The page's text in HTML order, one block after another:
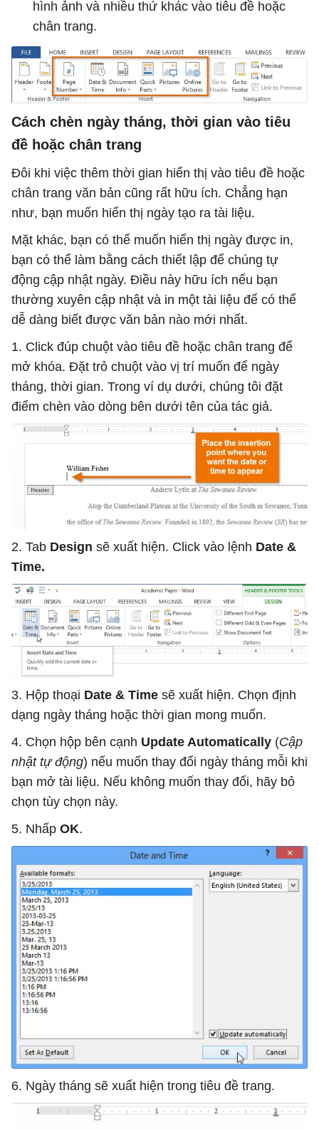
hình ảnh và nhiều thứ khác vào tiêu đề hoặc
chân trang.
Cách chèn ngày tháng, thời gian vào tiêu
đề hoặc chân trang
Đôi khi việc thêm thời gian hiển thị vào tiêu đề hoặc
chân trang văn bản cũng rất hữu ích. Chẳng hạn
như, bạn muốn hiển thị ngày tạo ra tài liệu.
Mặt khác, bạn có thể muốn hiển thị ngày được in,
bạn có thể làm bằng cách thiết lập để chúng tự
động cập nhật ngày. Điều này hữu ích nếu bạn
thường xuyên cập nhật và in một tài liệu để có thể
dễ dàng biết được văn bản nào mới nhất.
1. Click đúp chuột vào tiêu đề hoặc chân trang để
mở khóa. Đặt trỏ chuột vào vị trí muốn để ngày
tháng, thời gian. Trong ví dụ dưới, chúng tôi đặt
điểm chèn vào dòng bên dưới tên của tác giả.
2. Tab Design sẽ xuất hiện. Click vào lệnh Date &
Time.
3. Hộp thoại Date & Time sẽ xuất hiện. Chọn định
dạng ngày tháng hoặc thời gian mong muốn.
4. Chọn hộp bên cạnh Update Automatically (Cập
nhật tự động) nếu muốn thay đổi ngày tháng mỗi khi
bạn mở tài liệu. Nếu không muốn thay đổi, hãy bỏ
chọn tùy chọn này.
5. Nhấp OK.
6. Ngày tháng sẽ xuất hiện trong tiêu đề trang.